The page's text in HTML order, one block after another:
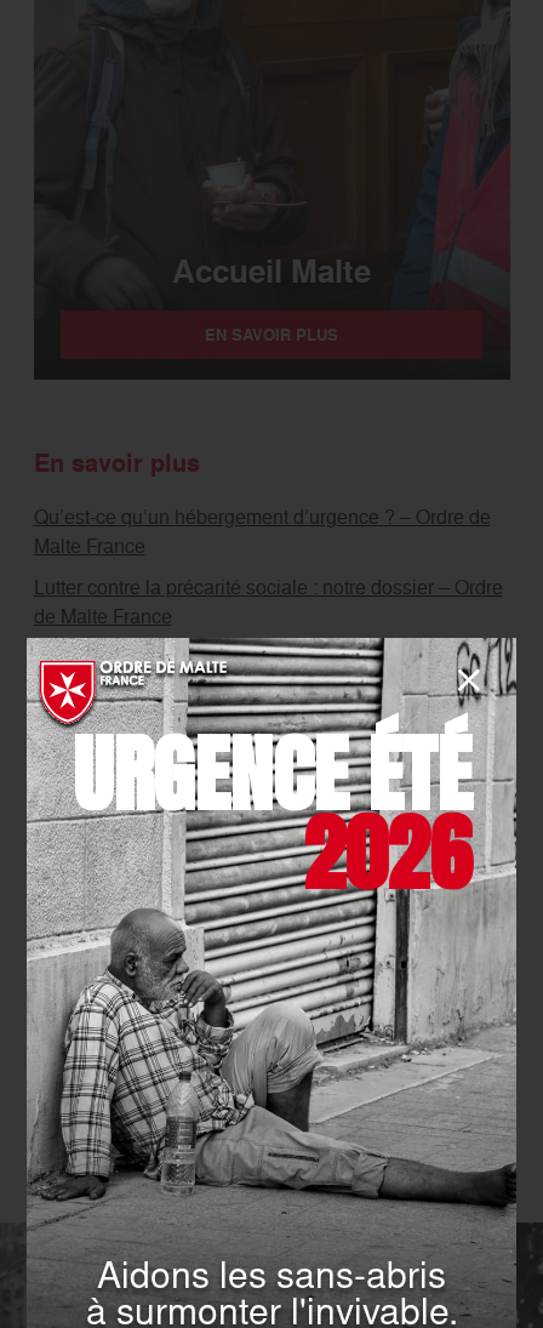
Accueil Malte
EN SAVOIR PLUS
En savoir plus
Qu’est-ce qu’un hébergement d’urgence ? – Ordre de
Malte France
Lutter contre la précarité sociale : notre dossier – Ordre
de Malte France
Qu’est-ce que la réinsertion sociale ? – Ordre de Malte
France
Inégalités sociales : notre dossier – Ordre de Malte
France
Comment réduire les inégalités et la pauvreté. – Ordre
de Malte France
Hébergement d’urgence à Paris
Exclusion sociale : comprendre, prévenir et agir aux
côtés des plus vulnérables
Hébergement d’urgence à Paris : agir pour les plus
vulnérables
Nos autres actions en matière de
Solidarité
URGENCE ÉTÉ
2026
Aidons les sans-abris
à surmonter l'invivable.